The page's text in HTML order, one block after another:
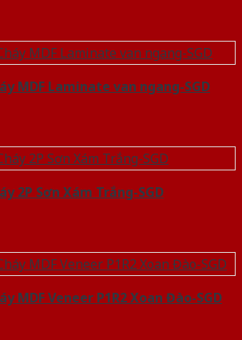
MDF Laminate van ngang-SGD
2P Sơn Xám Trắng-SGD
MDF Veneer P1R2 Xoan Đào-SGD